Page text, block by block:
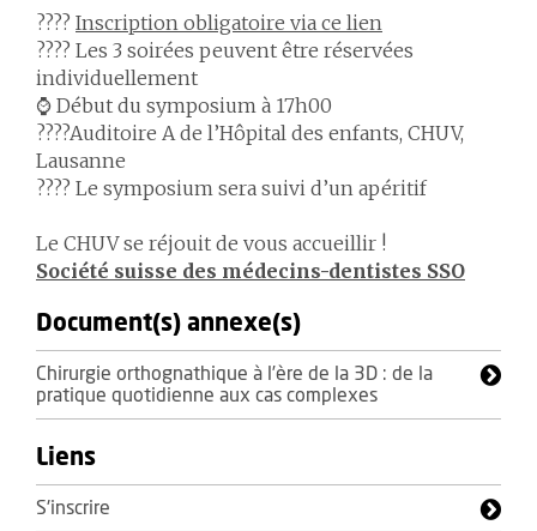
????️ Inscription obligatoire via ce lien
???? Les 3 soirées peuvent être réservées
individuellement
⌚️ Début du symposium à 17h00
????Auditoire A de l’Hôpital des enfants, CHUV,
Lausanne
???? Le symposium sera suivi d’un apéritif
Le CHUV se réjouit de vous accueillir !
Société suisse des médecins-dentistes SSO
Document(s) annexe(s)
Chirurgie orthognathique à l’ère de la 3D : de la
pratique quotidienne aux cas complexes
Liens
S'inscrire